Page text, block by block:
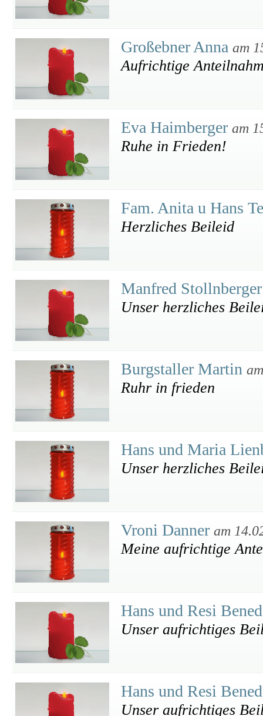
Großebner Anna am
Aufrichtige
Eva Haimberger am
Ruhe in Frieden!
Fam. Anita u Hans
Herzliches Beileid
Manfred
Unser herzliches
Burgstaller Martin
Ruhr in frieden
Hans und Maria
Unser herzliches
Vroni Danner am
Meine aufrichtige
Hans und Resi
Unser aufrichtiges
Hans und Resi
Unser aufrichtiges